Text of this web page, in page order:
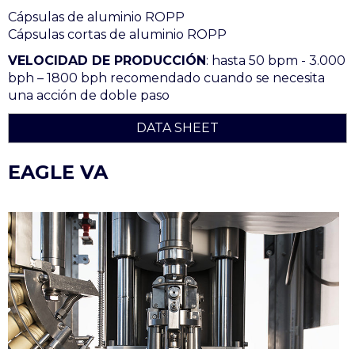
Cápsulas de aluminio ROPP
Cápsulas cortas de aluminio ROPP
VELOCIDAD DE PRODUCCIÓN: hasta 50 bpm - 3.000
bph – 1800 bph recomendado cuando se necesita
una acción de doble paso
DATA SHEET
EAGLE VA